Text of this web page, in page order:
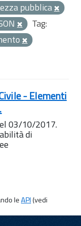
pubblica
Tag:
- Elementi
03/10/2017.
di
leAPI(vedi